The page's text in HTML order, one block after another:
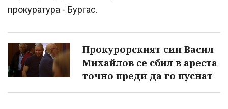
прокуратура - Бургас.
Прокурорският син Васил
Михайлов се сбил в ареста
точно преди да го пуснат